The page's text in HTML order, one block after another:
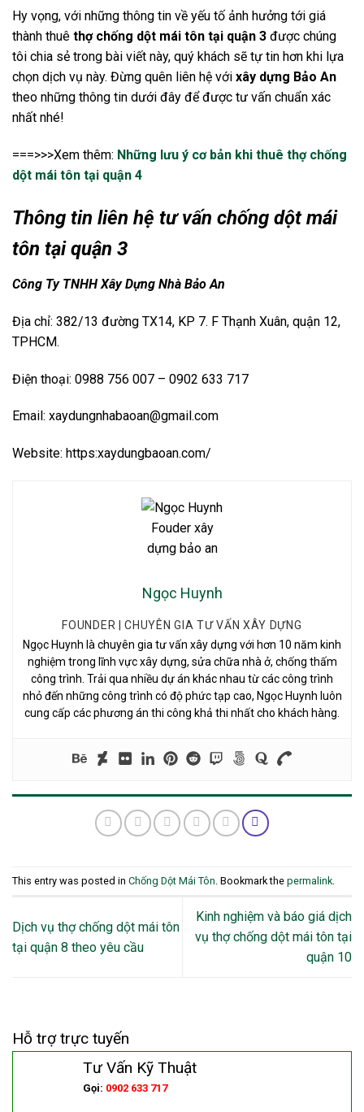
Hy vọng, với những thông tin về yếu tố ảnh hưởng tới giá
thành thuê thợ chống dột mái tôn tại quận 3 được chúng
tôi chia sẻ trong bài viết này, quý khách sẽ tự tin hơn khi lựa
chọn dịch vụ này. Đừng quên liên hệ với xây dựng Bảo An
theo những thông tin dưới đây để được tư vấn chuẩn xác
nhất nhé!
===>>>Xem thêm: Những lưu ý cơ bản khi thuê thợ chống
dột mái tôn tại quận 4
Thông tin liên hệ tư vấn chống dột mái
tôn tại quận 3
Công Ty TNHH Xây Dựng Nhà Bảo An
Địa chỉ: 382/13 đường TX14, KP 7. F Thạnh Xuân, quận 12,
TPHCM.
Điện thoại: 0988 756 007 – 0902 633 717
Email: xaydungnhabaoan@gmail.com
Website: https:xaydungbaoan.com/
Ngọc Huynh
FOUNDER | CHUYÊN GIA TƯ VẤN XÂY DỰNG
Ngọc Huynh là chuyên gia tư vấn xây dựng với hơn 10 năm kinh
nghiệm trong lĩnh vực xây dựng, sửa chữa nhà ở, chống thấm
công trình. Trải qua nhiều dự án khác nhau từ các công trình
nhỏ đến những công trình có độ phức tạp cao, Ngọc Huynh luôn
cung cấp các phương án thi công khả thi nhất cho khách hàng.
This entry was posted in Chống Dột Mái Tôn . Bookmark the permalink
Dịch vụ thợ chống dột mái tôn
tại quận 8 theo yêu cầu
Kinh nghiệm và báo giá dịch
vụ thợ chống dột mái tôn tại
quận 10
Hỗ trợ trực tuyến
Tư Vấn Kỹ Thuật
Gọi: 0902 633 717